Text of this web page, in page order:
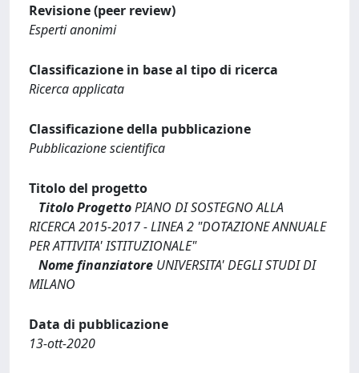
Revisione (peer review)
Esperti anonimi
Classificazione in base al tipo di ricerca
Ricerca applicata
Classificazione della pubblicazione
Pubblicazione scientifica
Titolo del progetto
Titolo ProgettoPIANO DI SOSTEGNO ALLA
RICERCA 2015-2017 - LINEA 2 "DOTAZIONE ANNUALE
PER ATTIVITA' ISTITUZIONALE"
Nome finanziatore UNIVERSITA' DEGLI STUDI DI
MILANO
Data di pubblicazione
13-ott-2020